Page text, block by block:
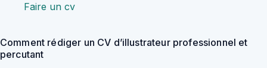
Faire un cv
Comment rédiger un CV d’illustrateur professionnel et
percutant